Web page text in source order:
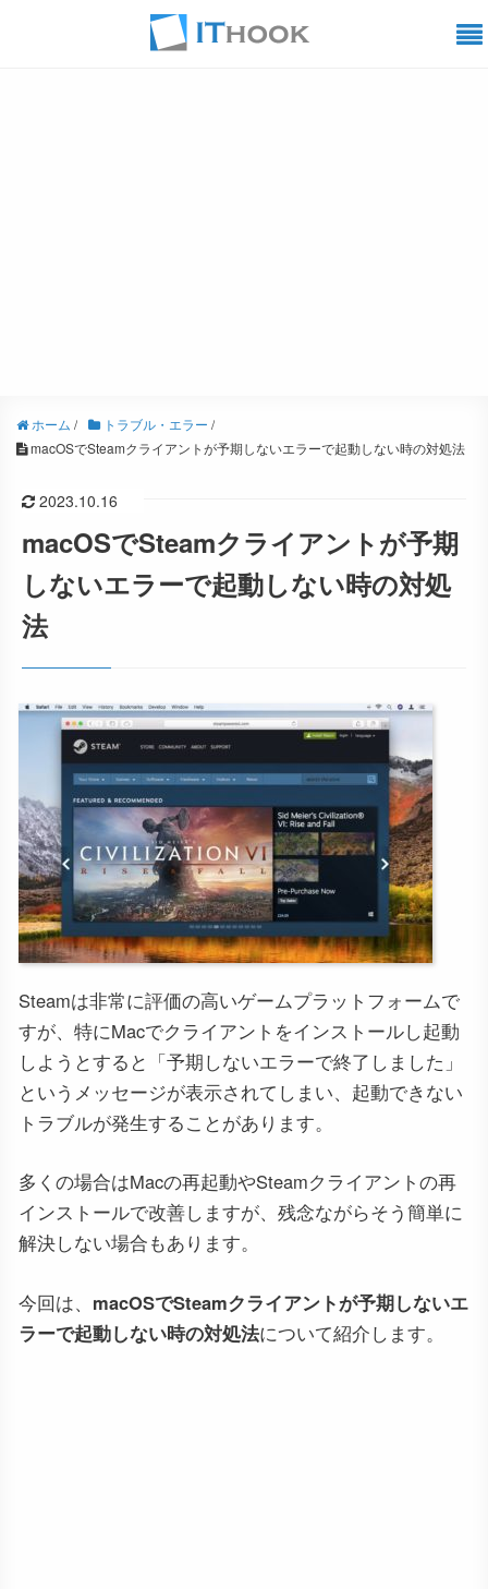
ホーム / トラブル・エラー /
macOSでSteamクライアントが予期しないエラーで起動しない時の対処法
2023.10.16
macOSでSteamクライアントが予期
しないエラーで起動しない時の対処
法
Steamは非常に評価の高いゲームプラットフォームで
すが、特にMacでクライアントをインストールし起動
しようとすると「予期しないエラーで終了しました」
というメッセージが表示されてしまい、起動できない
トラブルが発生することがあります。
多くの場合はMacの再起動やSteamクライアントの再
インストールで改善しますが、残念ながらそう簡単に
解決しない場合もあります。
今回は、 macOSでSteamクライアントが予期しないエ
ラーで起動しない時の対処法について紹介します。